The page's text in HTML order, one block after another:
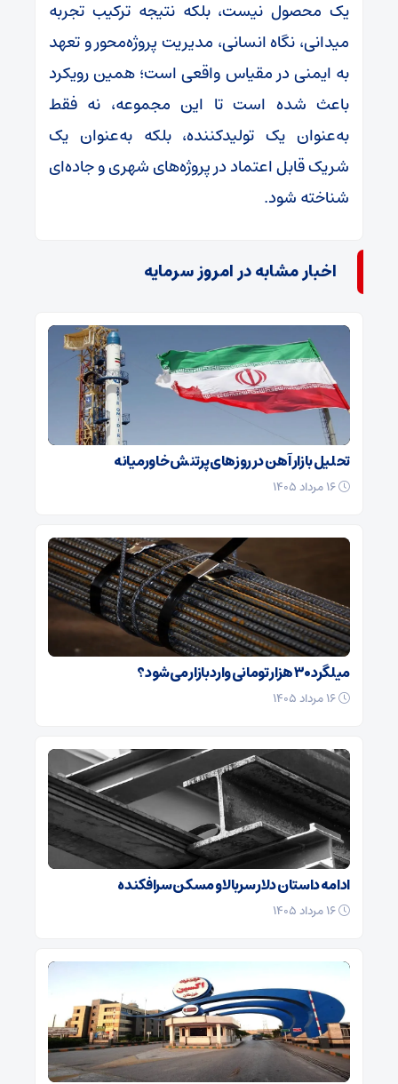
یک محصول نیست، بلکه نتیجه ترکیب تجربه
میدانی، نگاه انسانی، مدیریت پروژه‌محور و تعهد
به ایمنی در مقیاس واقعی است؛ همین رویکرد
باعث شده است تا این مجموعه، نه فقط
به‌عنوان یک تولیدکننده، بلکه به‌عنوان یک
شریک قابل اعتماد در پروژه‌های شهری و جاده‌ای
شناخته شود.
اخبار مشابه در امروز سرمایه
تحلیل بازار آهن در روزهای پرتنش خاورمیانه
میلگرد ۳۰ هزار تومانی وارد بازار می‌شود؟
ادامه داستان دلار سربالا و مسکن سرافکنده